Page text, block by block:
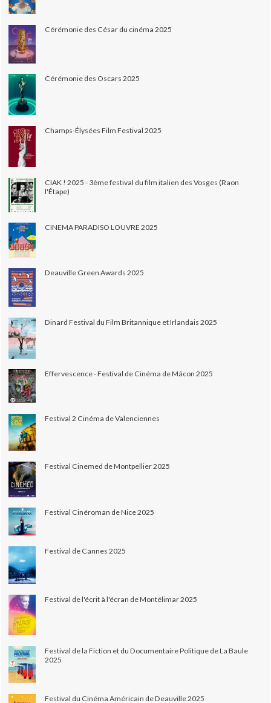
Cérémonie des César du cinéma 2025
Cérémonie des Oscars 2025
Champs-Élysées Film Festival 2025
CIAK ! 2025 - 3ème festival du film italien des Vosges (Raon
l'Étape)
CINEMA PARADISO LOUVRE 2025
Deauville Green Awards 2025
Dinard Festival du Film Britannique et Irlandais 2025
Effervescence - Festival de Cinéma de Mâcon 2025
Festival 2 Cinéma de Valenciennes
Festival Cinemed de Montpellier 2025
Festival Cinéroman de Nice 2025
Festival de Cannes 2025
Festival de l'écrit à l'écran de Montélimar 2025
Festival de la Fiction et du Documentaire Politique de La Baule
2025
Festival du Cinéma Américain de Deauville 2025